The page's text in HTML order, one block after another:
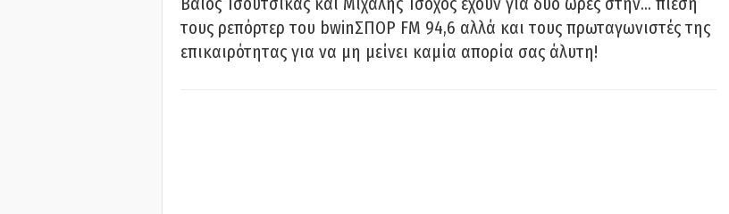
Βάιος Τσούτσικας και Μιχάλης Τσόχος έχουν για δύο ώρες στην… πίεση
τους ρεπόρτερ του bwinΣΠΟΡ FM 94,6 αλλά και τους πρωταγωνιστές της
επικαιρότητας για να μη μείνει καμία απορία σας άλυτη!